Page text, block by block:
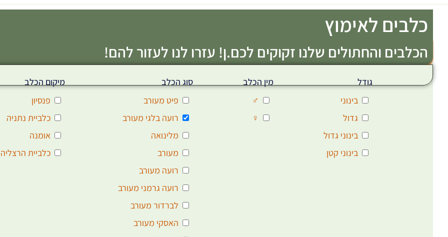
כלבים לאימוץ
הכלבים והחתולים שלנו זקוקים לכם.ן! עזרו לנו לעזור להם!
גודל
בינוני
גדול
בינוני גדול
בינוני קטן
מין הכלב
♂
♀
סוג הכלב
פיט מעורב
רועה בלגי מעורב
מלינואה
מעורב
רועה מעורב
רועה גרמני מעורב
לברדור מעורב
האסקי מעורב
מיקום הכלב
פנסיון
כלביית נתניה
אומנה
כלביית הרצליה